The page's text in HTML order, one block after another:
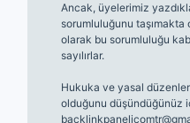
Ancak, üyelerimiz
sorumluluğunu taşımakta
olarak bu sorumluluğu
sayılırlar.
Hukuka ve yasal
olduğunu düşündüğünüz